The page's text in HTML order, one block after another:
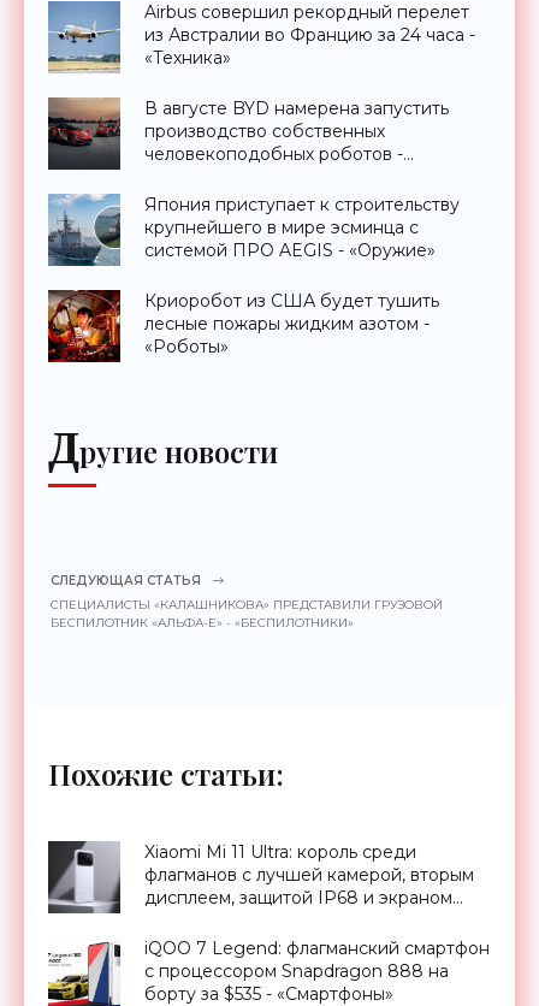
Airbus совершил рекордный перелет
из Австралии во Францию за 24 часа -
«Техника»
В августе BYD намерена запустить
производство собственных
человекоподобных роботов -
Япония приступает к строительству
крупнейшего в мире эсминца с
системой ПРО AEGIS - «Оружие»
Криоробот из США будет тушить
лесные пожары жидким азотом -
«Роботы»
Другие новости
СЛЕДУЮЩАЯ СТАТЬЯ
СПЕЦИАЛИСТЫ «КАЛАШНИКОВА» ПРЕДСТАВИЛИ ГРУЗОВОЙ
БЕСПИЛОТНИК «АЛЬФА-Е» - «БЕСПИЛОТНИКИ»
Похожие статьи:
Xiaomi Mi 11 Ultra: король среди
флагманов с лучшей камерой, вторым
дисплеем, защитой IP68 и экраном
iQOO 7 Legend: флагманский смартфон
с процессором Snapdragon 888 на
борту за $535 - «Смартфоны»